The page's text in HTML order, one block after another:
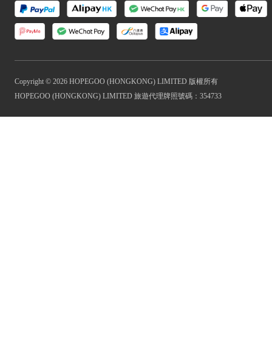
Copyright © 2026 HOPEGOO (HONGKONG) LIMITED 版權所有
HOPEGOO (HONGKONG) LIMITED 旅遊代理牌照號碼：354733